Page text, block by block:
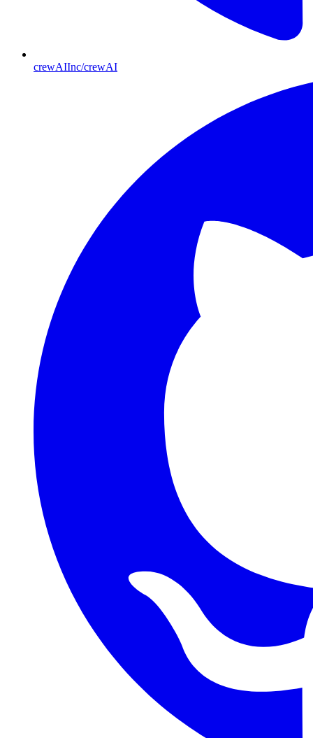
crewAIInc/crewAI